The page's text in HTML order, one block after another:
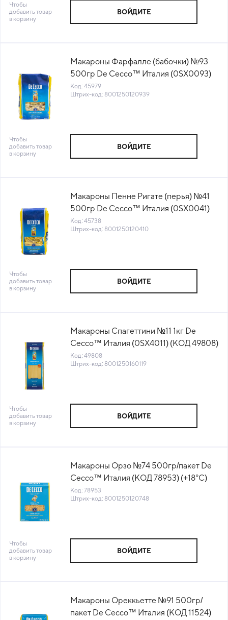
Чтобы
добавить товар
в корзину
ВОЙДИТЕ
Макароны Фарфалле (бабочки) №93
500гр De Cecco™ Италия (0SX0093)
(КОД 45979) (+18°С)
Код: 45979
Штрих-код: 8001250120939
Чтобы
добавить товар
в корзину
ВОЙДИТЕ
Макароны Пенне Ригате (перья) №41
500гр De Cecco™ Италия (0SX0041)
(КОД 45738) (+18°С)
Код: 45738
Штрих-код: 8001250120410
Чтобы
добавить товар
в корзину
ВОЙДИТЕ
Макароны Спагеттини №11 1кг De
Cecco™ Италия (0SX4011) (КОД 49808)
(+18°С)
Код: 49808
Штрих-код: 8001250160119
Чтобы
добавить товар
в корзину
ВОЙДИТЕ
Макароны Орзо №74 500гр/пакет De
Cecco™ Италия (КОД 78953) (+18°С)
Код: 78953
Штрих-код: 8001250120748
Чтобы
добавить товар
в корзину
ВОЙДИТЕ
Макароны Ореккьетте №91 500гр/
пакет De Cecco™ Италия (КОД 11524)